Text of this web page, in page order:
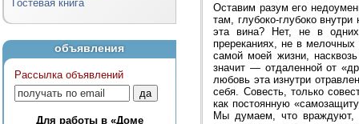
Гостевая книга
объявления
Рассылка объявлений
Для работы в «Доме
Оставим разум его
там, глубоко-глубоко
эта вина? Нет, не в
пререканиях, не в
самой моей жизни,
значит — отдаленной от
любовь эта изнутри
себя. Совесть, только
как постоянную
Мы думаем, что враждуют,